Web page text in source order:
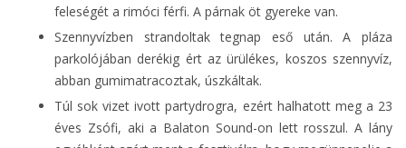
feleségét a rimóci férfi. A párnak öt gyereke van.
Szennyvízben strandoltak tegnap eső után. A pláza
parkolójában derékig ért az ürülékes, koszos szennyvíz,
abban gumimatracoztak, úszkáltak.
Túl sok vizet ivott partydrogra, ezért halhatott meg a 23
éves Zsófi, aki a Balaton Sound-on lett rosszul. A lány